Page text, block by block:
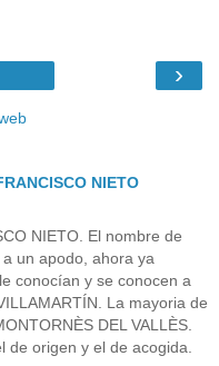
›
NIETO
NIETO. El nombre de
un apodo, ahora ya
conocían y se conocen a
La mayoria de
DEL VALLÈS.
de origen y el de acogida.